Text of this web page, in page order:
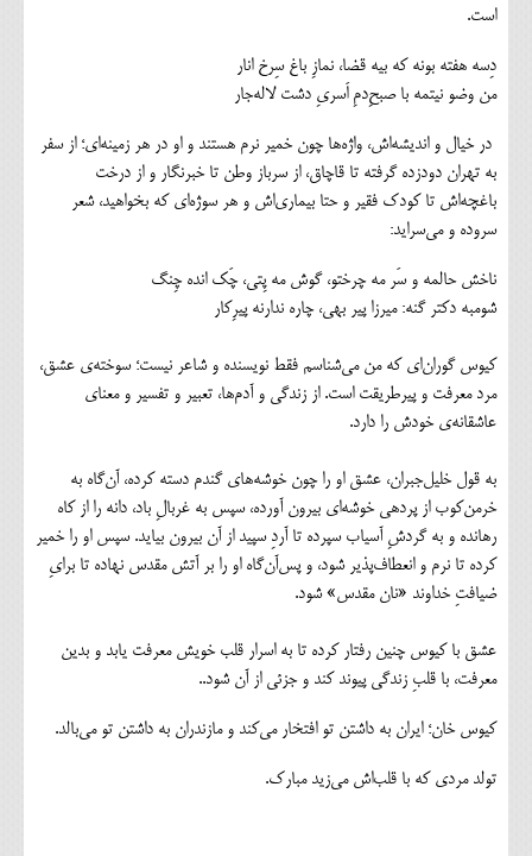
است.
دِسه هفته بونه که بیه قضا، نمازِ باغ سِرخ انار
من وضو نیتمه با صبحِ‌دمِ اَسریِ دشت لاله‌جار
در خیال و اندیشه‌اش، واژه‌ها چون خمیر نرم هستند و او در هر زمینه‌ای؛ از سفر
به تهران دودزده گرفته تا قاچاق، از سرباز وطن تا خبرنگار و از درخت
باغچه‌اش تا کودک فقیر و حتا بیماری‌اش و هر سوژه‌ای که بخواهید، شعر
سروده و می‌سراید:
ناخش حالمه و سَر مه چرختو، گوش مه پِتی، چَک انده چِنگ
شومبه دکتر گنه: میرزا پیر بهی، چاره ندارنه پیرِکار
کیوس گوران‌ای که من می‌شناسم فقط نویسنده و شاعر نیست؛ سوخته‌ی عشق،
مرد معرفت و پیرطریقت است. از زندگی و آدم‌ها، تعبیر و تفسیر و معنای
عاشقانه‌ی خودش را دارد.
به قول خلیل‌جبران، عشق او را چون خوشه‌های گندم دسته کرده، آن‌گاه به
خرمن‌کوب از پردهی خوشه‌‌ای بیرون آورده، سپس به غربالِ باد، دانه را از کاه
‌رهانده و به گردشِ آسیاب سپرده تا آردِ سپید از آن بیرون بیاید. سپس او را خمیر
کرده تا نرم و انعطاف‌پذیر شود، و پس‌آن‌گاه او را بر آتش مقدس نهاده تا برایِ
ضیافتِ خداوند «نان مقدس» شود.
عشق با کیوس چنین رفتار کرده تا به اسرار قلب خویش معرفت یابد و بدین
معرفت، با قلبِ زندگی پیوند کند و جزئی از آن شود..
کیوس خان؛ ایران به داشتن تو افتخار می‌کند و مازندران به داشتن تو می‌بالد.
تولد مردی که با قلب‌اش می‌زید مبارک.